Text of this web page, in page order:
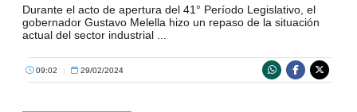
Durante el acto de apertura del 41° Período Legislativo, el
gobernador Gustavo Melella hizo un repaso de la situación
actual del sector industrial ...
09:02 | 29/02/2024